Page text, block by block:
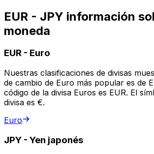
EUR - JPY información
moneda
EUR - Euro
Nuestras clasificaciones de divisas
de cambio de Euro más popular es de
código de la divisa Euros es EUR. El
divisa es €.
Euro
JPY - Yen japonés